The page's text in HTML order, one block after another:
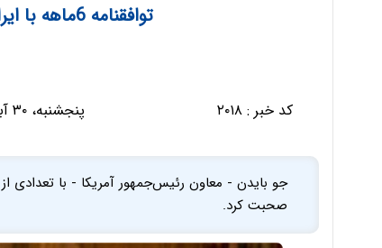
توافقنامه 6ماهه با ایران و بعد کاهش تحریم‌ها
کد خبر : ۲۰۱۸ پنجشنبه، ۳۰ آبان ۱۳۹۲ - ۰۷:۵۳:۲۰
جو بایدن - معاون رئیس‌جمهور آمریکا - با تعدادی از
صحبت کرد.